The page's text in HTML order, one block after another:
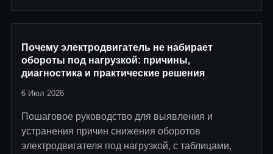
Почему электродвигатель не набирает
обороты под нагрузкой: причины,
диагностика и практические решения
6 Июл 2026
Пошаговое руководство для выявления и
устранения причин снижения оборотов
электродвигателя под нагрузкой, с таблицами,